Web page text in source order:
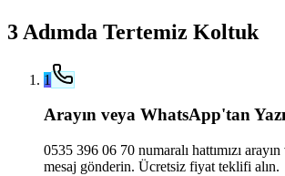
3 Adımda Tertemiz Koltuk
1
Arayın veya WhatsApp'tan
0535 396 06 70 numaralı hattımızı
mesaj gönderin. Ücretsiz fiyat teklifi alın.